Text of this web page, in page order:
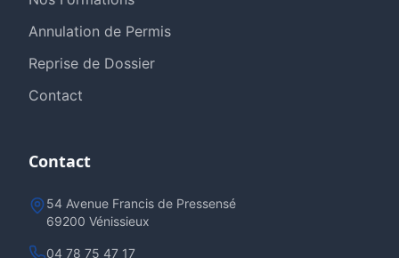
Annulation de Permis
Reprise de Dossier
Contact
Contact
54 Avenue Francis de Pressensé
69200 Vénissieux
04 78 75 47 17